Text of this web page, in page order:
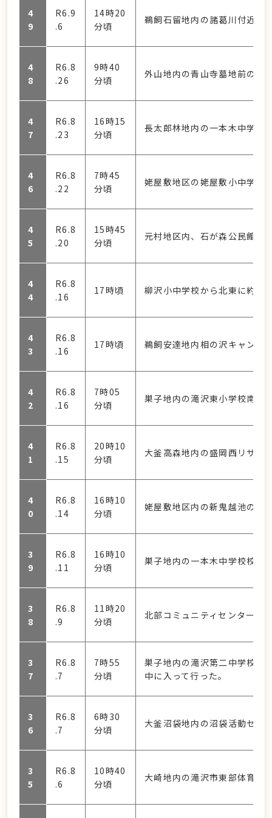
4
9
R6.9
.6
14時20
分頃
鵜飼石留地内の諸葛川付近で
4
8
R6.8
.26
9時40
分頃
外山地内の青山寺墓地前の市
4
7
R6.8
.23
16時15
分頃
長太郎林地内の一本木中学校
4
6
R6.8
.22
7時45
分頃
姥屋敷地区の姥屋敷小中学校
4
5
R6.8
.20
15時45
分頃
元村地区内、石が森公民館南
4
4
R6.8
.16
17時頃 柳沢小中学校から北東に約
4
3
R6.8
.16
17時頃 鵜飼安達地内相の沢キャンプ
4
2
R6.8
.16
7時05
分頃
巣子地内の滝沢東小学校南側
4
1
R6.8
.15
20時10
分頃
大釜高森地内の盛岡西リサー
4
0
R6.8
.14
16時10
分頃
姥屋敷地区内の新鬼越池の南
3
9
R6.8
.11
16時10
分頃
巣子地内の一本木中学校校庭
3
8
R6.8
.9
11時20
分頃
北部コミュニティセンター西
3
7
R6.8
.7
7時55
分頃
巣子地内の滝沢第二中学校南
中に入って行った。
3
6
R6.8
.7
6時30
分頃
大釜沼袋地内の沼袋活動セン
3
5
R6.8
.6
10時40
分頃
大崎地内の滝沢市東部体育館